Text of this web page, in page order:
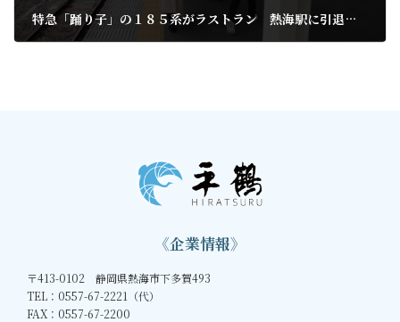
特急「踊り子」の１８５系がラストラン 熱海駅に引退惜しむ市民が続々
《企業情報》
〒413-0102 静岡県熱海市下多賀493
TEL：0557-67-2221（代）
FAX：0557-67-2200